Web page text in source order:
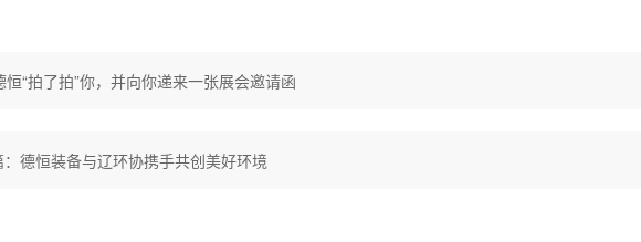
恒“拍了拍”你，并向你递来一张展会邀请函
德恒装备与辽环协携手共创美好环境